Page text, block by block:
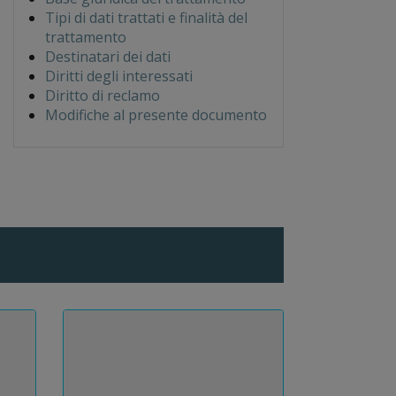
Tipi di dati trattati e finalità del
trattamento
Destinatari dei dati
Diritti degli interessati
Diritto di reclamo
Modifiche al presente documento